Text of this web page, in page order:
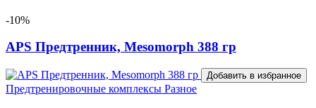
-10%
APS Предтренник, Mesomorph 388 гр
Добавить в избранное
Предтренировочные комплексы Разное